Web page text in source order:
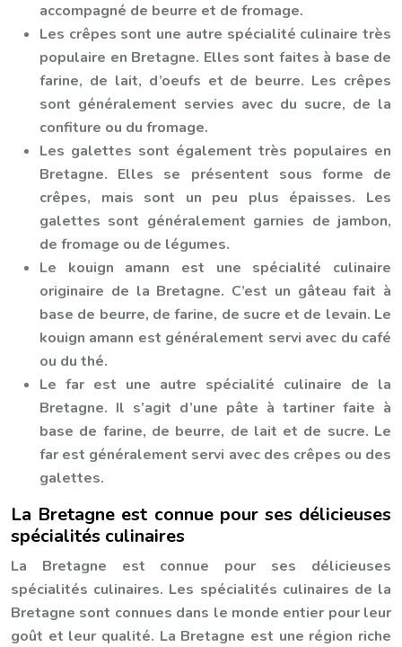
accompagné de beurre et de fromage.
Les crêpes sont une autre spécialité culinaire très
populaire en Bretagne. Elles sont faites à base de
farine, de lait, d’oeufs et de beurre. Les crêpes
sont généralement servies avec du sucre, de la
confiture ou du fromage.
Les galettes sont également très populaires en
Bretagne. Elles se présentent sous forme de
crêpes, mais sont un peu plus épaisses. Les
galettes sont généralement garnies de jambon,
de fromage ou de légumes.
Le kouign amann est une spécialité culinaire
originaire de la Bretagne. C’est un gâteau fait à
base de beurre, de farine, de sucre et de levain. Le
kouign amann est généralement servi avec du café
ou du thé.
Le far est une autre spécialité culinaire de la
Bretagne. Il s’agit d’une pâte à tartiner faite à
base de farine, de beurre, de lait et de sucre. Le
far est généralement servi avec des crêpes ou des
galettes.
La Bretagne est connue pour ses délicieuses
spécialités culinaires
La Bretagne est connue pour ses délicieuses
spécialités culinaires. Les spécialités culinaires de la
Bretagne sont connues dans le monde entier pour leur
goût et leur qualité. La Bretagne est une région riche